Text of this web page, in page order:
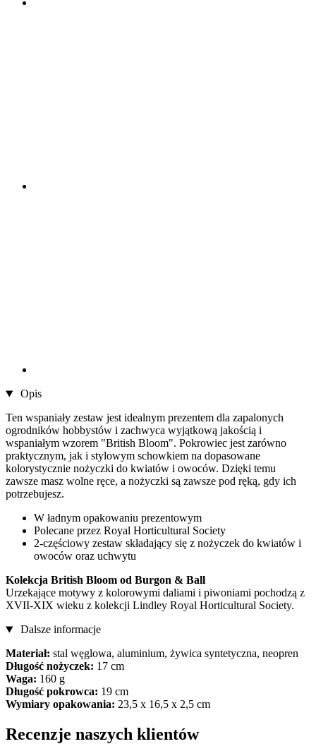
Opis
Ten wspaniały zestaw jest idealnym prezentem dla zapalonych
ogrodników hobbystów i zachwyca wyjątkową jakością i
wspaniałym wzorem "British Bloom". Pokrowiec jest zarówno
praktycznym, jak i stylowym schowkiem na dopasowane
kolorystycznie nożyczki do kwiatów i owoców. Dzięki temu
zawsze masz wolne ręce, a nożyczki są zawsze pod ręką, gdy ich
potrzebujesz.
W ładnym opakowaniu prezentowym
Polecane przez Royal Horticultural Society
2-częściowy zestaw składający się z nożyczek do kwiatów i
owoców oraz uchwytu
Kolekcja British Bloom od Burgon & Ball
Urzekające motywy z kolorowymi daliami i piwoniami pochodzą z
XVII-XIX wieku z kolekcji Lindley Royal Horticultural Society.
Dalsze informacje
Materiał: stal węglowa, aluminium, żywica syntetyczna, neopren
Długość nożyczek: 17 cm
Waga: 160 g
Długość pokrowca: 19 cm
Wymiary opakowania: 23,5 x 16,5 x 2,5 cm
Recenzje naszych klientów